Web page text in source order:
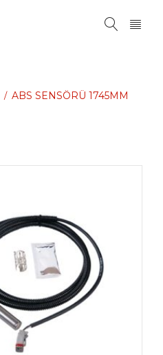
/ ABS SENSÖRÜ 1745MM